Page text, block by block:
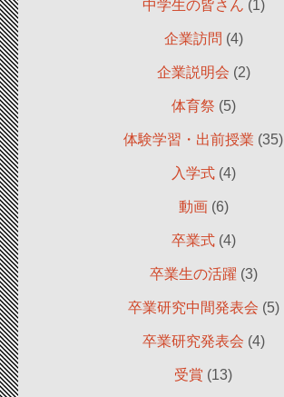
中学生の皆さん (1)
企業訪問 (4)
企業説明会 (2)
体育祭 (5)
体験学習・出前授業 (35)
入学式(4)
動画(6)
卒業式(4)
卒業生の活躍 (3)
卒業研究中間発表会 (5)
卒業研究発表会 (4)
受賞 (13)